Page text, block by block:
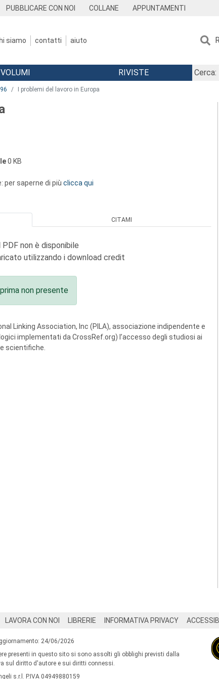
PUBBLICARE CON NOI COLLANE APPUNTAMENTI
siamo contatti aiuto
VOLUMI RIVISTE
Cerca:
I problemi del lavoro in Europa
0 KB
per saperne di più clicca qui
CITAMI
non è disponibile
utilizzando i download credit
non presente
Linking Association, Inc (PILA), associazione indipendente e
implementati da CrossRef.org) l’accesso degli studiosi ai
scientifiche.
LAVORA CON NOI LIBRERIE INFORMATIVA PRIVACY
24/06/2026
presenti in questo sito si sono assolti gli obblighi previsti dalla
sul diritto d'autore e sui diritti connessi.
s.r.l. P.IVA 04949880159